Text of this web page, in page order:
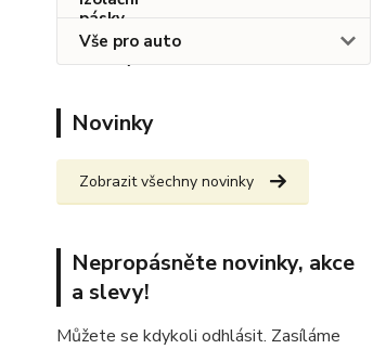
Vše pro auto
Novinky
Zobrazit všechny novinky
Nepropásněte novinky, akce
a slevy!
Můžete se kdykoli odhlásit. Zasíláme